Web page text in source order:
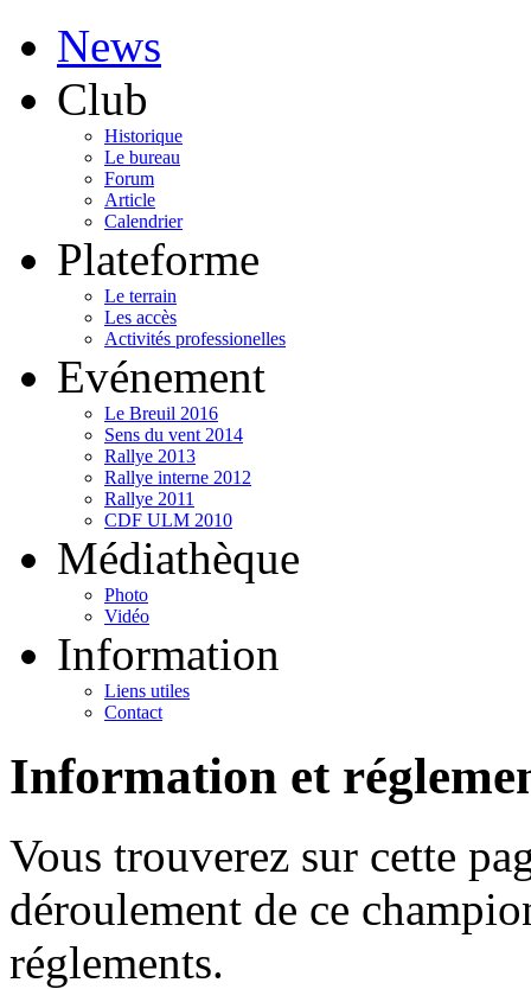
News
Club
Historique
Le bureau
Forum
Article
Calendrier
Plateforme
Le terrain
Les accès
Activités professionelles
Evénement
Le Breuil 2016
Sens du vent 2014
Rallye 2013
Rallye interne 2012
Rallye 2011
CDF ULM 2010
Médiathèque
Photo
Vidéo
Information
Liens utiles
Contact
Information et
Vous trouverez sur cette
déroulement de ce
réglements.